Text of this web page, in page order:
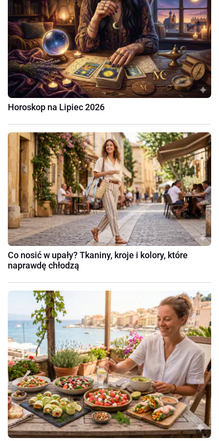
Horoskop na Lipiec 2026
Co nosić w upały? Tkaniny, kroje i kolory, które
naprawdę chłodzą